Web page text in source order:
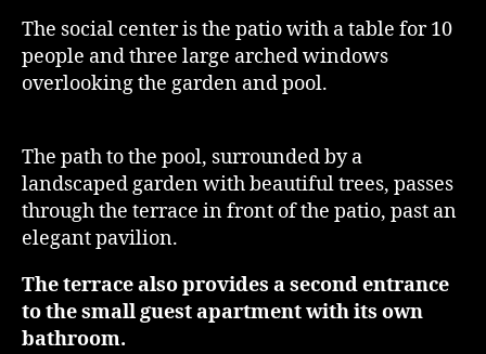
The social center is the patio with a table for 10
people and three large arched windows
overlooking the garden and pool.
The path to the pool, surrounded by a
landscaped garden with beautiful trees, passes
through the terrace in front of the patio, past an
elegant pavilion.
The terrace also provides a second entrance
to the small guest apartment with its own
bathroom.